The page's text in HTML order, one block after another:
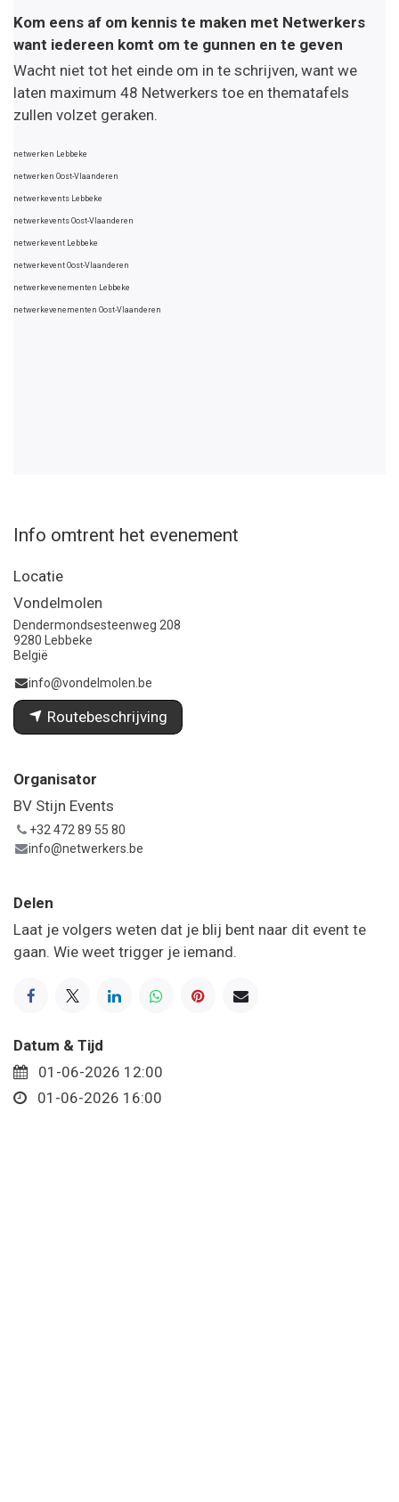
Kom eens af om kennis te maken met Netwerkers
want iedereen komt om te gunnen en te geven
Wacht niet tot het einde om in te schrijven, want we
laten maximum 48 Netwerkers toe en thematafels
zullen volzet geraken.
netwerken Lebbeke
netwerken Oost-Vlaanderen
netwerkevents Lebbeke
netwerkevents Oost-Vlaanderen
netwerkevent Lebbeke
netwerkevent Oost-Vlaanderen
netwerkevenementen Lebbeke
netwerkevenementen Oost-Vlaanderen
Info omtrent het evenement
Locatie
Vondelmolen
Dendermondsesteenweg 208
9280 Lebbeke
België
info@vondelmolen.be
Routebeschrijving
Organisator
BV Stijn Events
+32 472 89 55 80
info@netwerkers.be
Delen
Laat je volgers weten dat je blij bent naar dit event te
gaan. Wie weet trigger je iemand.
Datum & Tijd
01-06-2026 12:00
01-06-2026 16:00